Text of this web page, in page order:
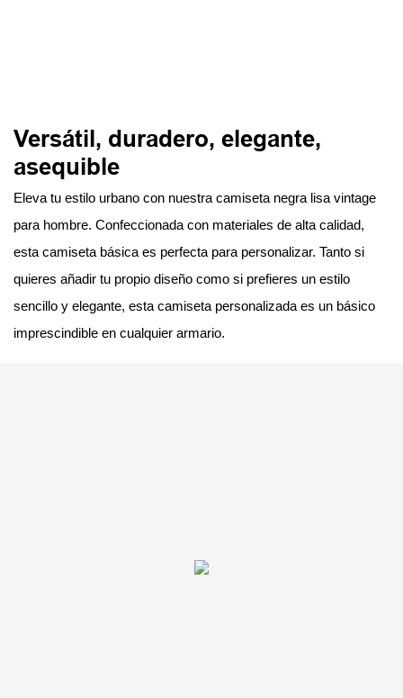
Versátil, duradero, elegante,
asequible
Eleva tu estilo urbano con nuestra camiseta negra lisa vintage
para hombre. Confeccionada con materiales de alta calidad,
esta camiseta básica es perfecta para personalizar. Tanto si
quieres añadir tu propio diseño como si prefieres un estilo
sencillo y elegante, esta camiseta personalizada es un básico
imprescindible en cualquier armario.